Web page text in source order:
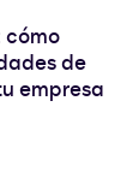
cómo
de
empresa